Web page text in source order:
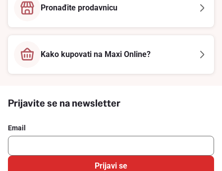
Pronađite prodavnicu
Kako kupovati na Maxi Online?
Prijavite se na newsletter
Email
Prijavi se